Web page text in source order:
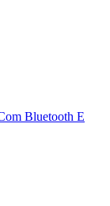
Bluetooth E